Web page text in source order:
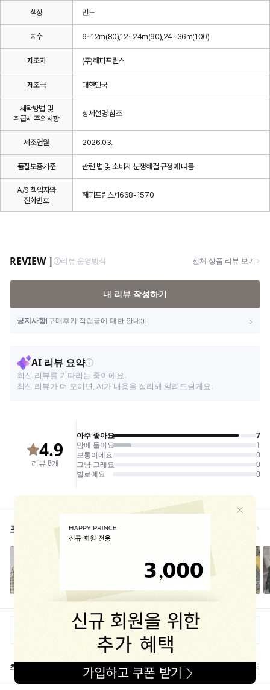
색상 민트
치수 6~12m(80),12~24m(90),24~36m(100)
제조자 (주)해피프린스
제조국 대한민국
세탁방법 및
취급시 주의사항
상세설명 참조
제조연월 2026.03.
품질보증기준 관련 법 및 소비자 분쟁해결 규정에 따름
A/S 책임자와
전화번호
해피프린스/1668-1570